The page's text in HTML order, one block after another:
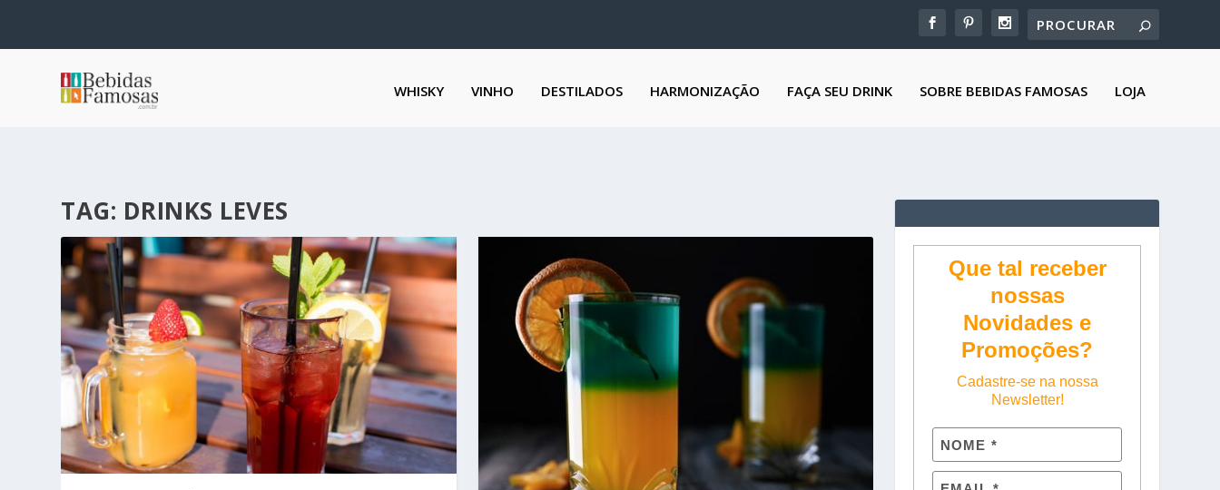
WHISKY VINHO DESTILADOS HARMONIZAÇÃO FAÇA SEU DRINK SOBRE BEBIDAS FAMOSAS LOJA
TAG: DRINKS LEVES
Que tal receber
nossas
Novidades e
Promoções?
Cadastre-se na nossa
Newsletter!